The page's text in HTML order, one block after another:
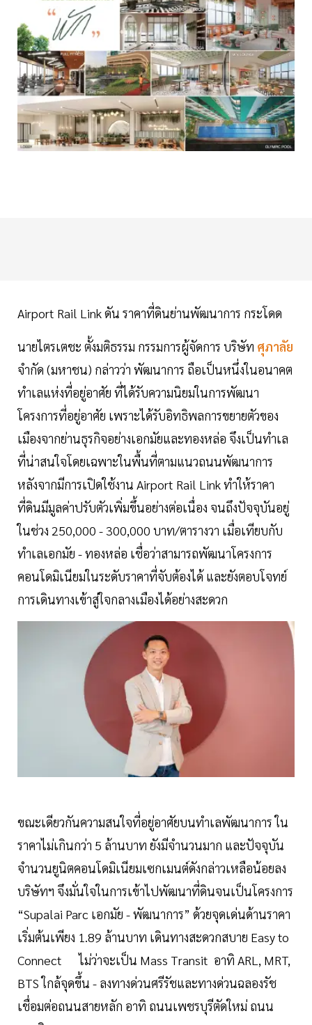
Airport Rail Link ดัน ราคาที่ดินย่านพัฒนาการ กระโดด
นายไตรเตชะ ตั้งมติธรรม กรรมการผู้จัดการ บริษัท ศุภาลัย
จำกัด (มหาชน) กล่าวว่า พัฒนาการ ถือเป็นหนึ่งในอนาคต
ทำเลแห่งที่อยู่อาศัย ที่ได้รับความนิยมในการพัฒนา
โครงการที่อยู่อาศัย เพราะได้รับอิทธิพลการขยายตัวของ
เมืองจากย่านธุรกิจอย่างเอกมัยและทองหล่อ จึงเป็นทำเล
ที่น่าสนใจโดยเฉพาะในพื้นที่ตามแนวถนนพัฒนาการ
หลังจากมีการเปิดใช้งาน Airport Rail Link ทำให้ราคา
ที่ดินมีมูลค่าปรับตัวเพิ่มขึ้นอย่างต่อเนื่อง จนถึงปัจจุบันอยู่
ในช่วง 250,000 - 300,000 บาท/ตารางวา เมื่อเทียบกับ
ทำเลเอกมัย - ทองหล่อ เชื่อว่าสามารถพัฒนาโครงการ
คอนโดมิเนียมในระดับราคาที่จับต้องได้ และยังตอบโจทย์
การเดินทางเข้าสู่ใจกลางเมืองได้อย่างสะดวก
ขณะเดียวกันความสนใจที่อยู่อาศัยบนทำเลพัฒนาการ ใน
ราคาไม่เกินกว่า 5 ล้านบาท ยังมีจำนวนมาก และปัจจุบัน
จำนวนยูนิตคอนโดมิเนียมเซกเมนต์ดังกล่าวเหลือน้อยลง
บริษัทฯ จึงมั่นใจในการเข้าไปพัฒนาที่ดินจนเป็นโครงการ
“Supalai Parc เอกมัย - พัฒนาการ” ด้วยจุดเด่นด้านราคา
เริ่มต้นเพียง 1.89 ล้านบาท เดินทางสะดวกสบาย Easy to
Connect ไม่ว่าจะเป็น Mass Transit อาทิ ARL, MRT,
BTS ใกล้จุดขึ้น - ลงทางด่วนศรีรัชและทางด่วนฉลองรัช
เชื่อมต่อถนนสายหลัก อาทิ ถนนเพชรบุรีตัดใหม่ ถนน